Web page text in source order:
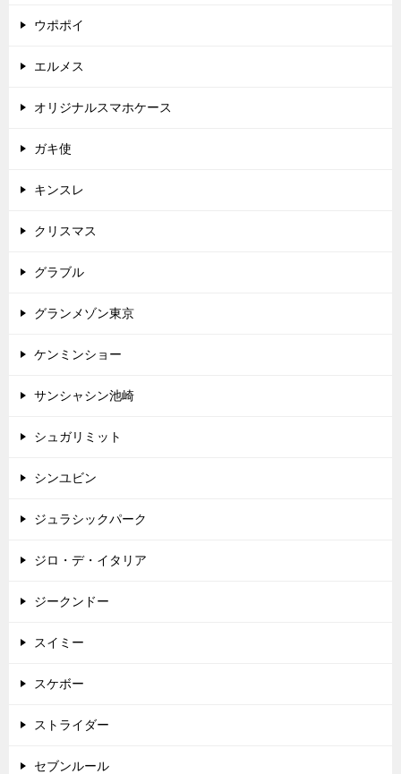
ウポポイ
エルメス
オリジナルスマホケース
ガキ使
キンスレ
クリスマス
グラブル
グランメゾン東京
ケンミンショー
サンシャシン池崎
シュガリミット
シンユビン
ジュラシックパーク
ジロ・デ・イタリア
ジークンドー
スイミー
スケボー
ストライダー
セブンルール